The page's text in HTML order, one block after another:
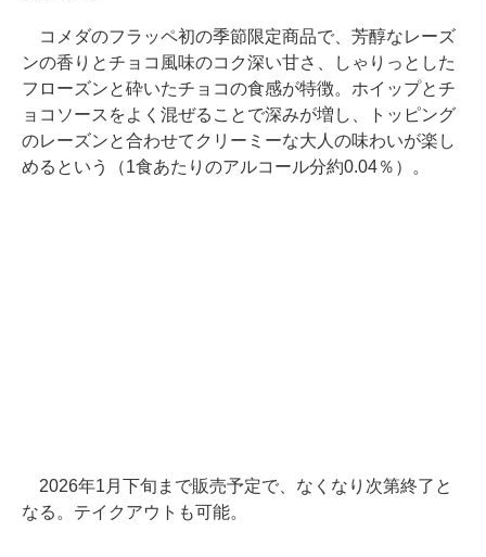
コメダのフラッペ初の季節限定商品で、芳醇なレーズ
ンの香りとチョコ風味のコク深い甘さ、しゃりっとした
フローズンと砕いたチョコの食感が特徴。ホイップとチ
ョコソースをよく混ぜることで深みが増し、トッピング
のレーズンと合わせてクリーミーな大人の味わいが楽し
めるという（1食あたりのアルコール分約0.04％）。
2026年1月下旬まで販売予定で、なくなり次第終了と
なる。テイクアウトも可能。